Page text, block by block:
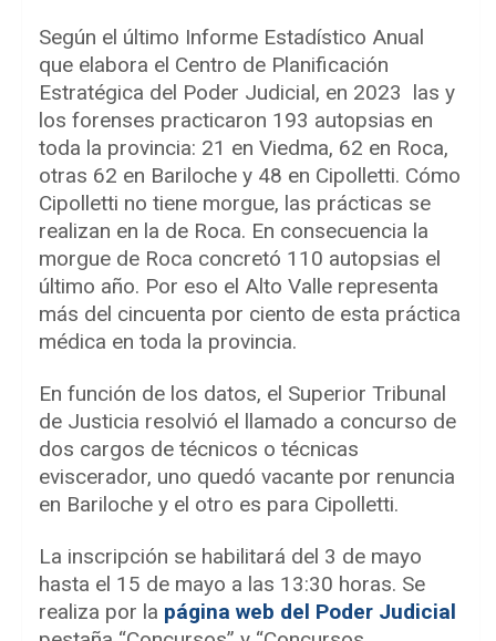
Según el último Informe Estadístico Anual
que elabora el Centro de Planificación
Estratégica del Poder Judicial, en 2023 las y
los forenses practicaron 193 autopsias en
toda la provincia: 21 en Viedma, 62 en Roca,
otras 62 en Bariloche y 48 en Cipolletti. Cómo
Cipolletti no tiene morgue, las prácticas se
realizan en la de Roca. En consecuencia la
morgue de Roca concretó 110 autopsias el
último año. Por eso el Alto Valle representa
más del cincuenta por ciento de esta práctica
médica en toda la provincia.
En función de los datos, el Superior Tribunal
de Justicia resolvió el llamado a concurso de
dos cargos de técnicos o técnicas
eviscerador, uno quedó vacante por renuncia
en Bariloche y el otro es para Cipolletti.
La inscripción se habilitará del 3 de mayo
hasta el 15 de mayo a las 13:30 horas. Se
realiza por la página web del Poder Judicial